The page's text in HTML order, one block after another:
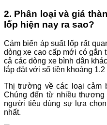
2. Phân loại và giá
lốp hiện nay ra sao?
Cảm biến áp suất lốp rất
dòng xe cao cấp mới có gắn
cả các dòng xe bình dân
lắp đặt với số tiền khoảng
Thị trường về các loại cảm
Chúng đến từ nhiều
người tiêu dùng sự lựa
nhất.